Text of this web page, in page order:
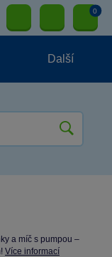
0
Další
a míč s pumpou –
Více informací